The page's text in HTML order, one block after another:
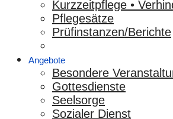
Kurzzeitpflege •
Pflegesätze
Prüfinstanzen/Berichte
Angebote
Besondere
Gottesdienste
Seelsorge
Sozialer Dienst